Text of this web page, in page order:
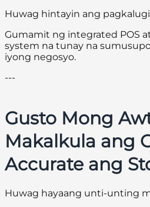
Huwag hintayin ang
Gumamit ng integrated POS
system na tunay na
iyong negosyo.
---
Gusto Mong
Makalkula ang
Accurate ang
Huwag hayaang unti-unting